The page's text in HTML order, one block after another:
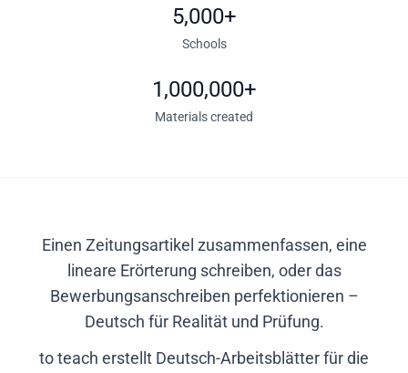
5,000+
Schools
1,000,000+
Materials created
Einen Zeitungsartikel zusammenfassen, eine
lineare Erörterung schreiben, oder das
Bewerbungsanschreiben perfektionieren –
Deutsch für Realität und Prüfung.
to teach erstellt Deutsch-Arbeitsblätter für die